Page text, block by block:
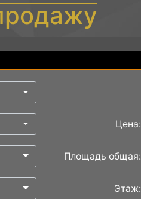
Цена:
Площадь общая:
Этаж: